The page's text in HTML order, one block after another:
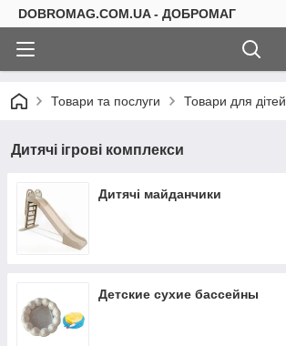
DOBROMAG.COM.UA - ДОБРОМАГ
Товари та послуги Товари для дітей
Дитячі ігрові комплекси
Дитячі майданчики
Детские сухие бассейны